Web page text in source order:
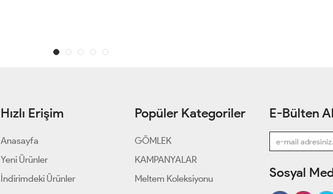
Hızlı Erişim
Anasayfa
Yeni Ürünler
İndirimdeki Ürünler
Popüler Kategoriler
GÖMLEK
KAMPANYALAR
Meltem Koleksiyonu
E-Bülten
Sosyal